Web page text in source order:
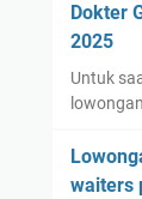
Dokter
2025
Untuk
waiters